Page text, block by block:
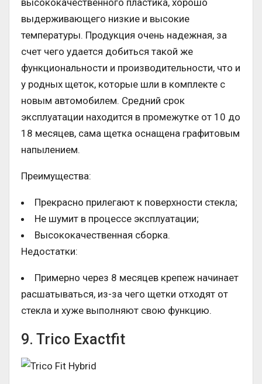
выдерживающего низкие и высокие
температуры. Продукция очень надежная, за
счет чего удается добиться такой же
функциональности и производительности, что и
у родных щеток, которые шли в комплекте с
новым автомобилем. Средний срок
эксплуатации находится в промежутке от 10 до
18 месяцев, сама щетка оснащена графитовым
напылением.
Преимущества:
Прекрасно прилегают к поверхности стекла;
Не шумит в процессе эксплуатации;
Высококачественная сборка.
Недостатки:
Примерно через 8 месяцев крепеж начинает
расшатываться, из-за чего щетки отходят от
стекла и хуже выполняют свою функцию.
9. Trico Exactfit